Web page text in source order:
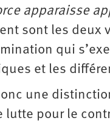
apparaisse
sont les deux
qui
et les
une
lutte pour le